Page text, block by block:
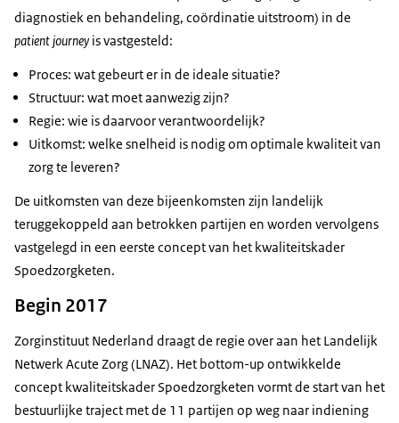
diagnostiek en behandeling, coördinatie uitstroom) in de
patient journey is vastgesteld:
Proces: wat gebeurt er in de ideale situatie?
Structuur: wat moet aanwezig zijn?
Regie: wie is daarvoor verantwoordelijk?
Uitkomst: welke snelheid is nodig om optimale kwaliteit van
zorg te leveren?
De uitkomsten van deze bijeenkomsten zijn landelijk
teruggekoppeld aan betrokken partijen en worden vervolgens
vastgelegd in een eerste concept van het kwaliteitskader
Spoedzorgketen.
Begin 2017
Zorginstituut Nederland draagt de regie over aan het Landelijk
Netwerk Acute Zorg (LNAZ). Het bottom-up ontwikkelde
concept kwaliteitskader Spoedzorgketen vormt de start van het
bestuurlijke traject met de 11 partijen op weg naar indiening